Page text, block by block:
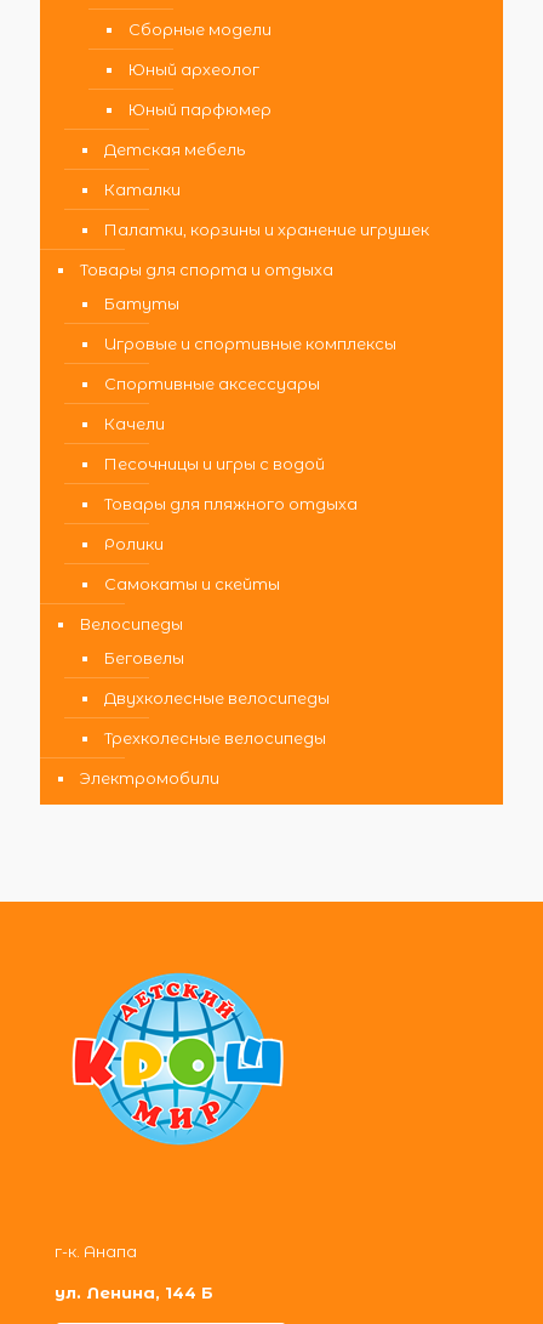
Сборные модели
Юный археолог
Юный парфюмер
Детская мебель
Каталки
Палатки, корзины и хранение игрушек
Товары для спорта и отдыха
Батуты
Игровые и спортивные комплексы
Спортивные аксессуары
Качели
Песочницы и игры с водой
Товары для пляжного отдыха
Ролики
Самокаты и скейты
Велосипеды
Беговелы
Двухколесные велосипеды
Трехколесные велосипеды
Электромобили
г-к. Анапа
ул. Ленина, 144 Б